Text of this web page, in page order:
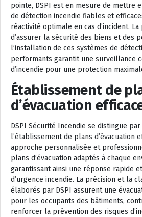
pointe, DSPI est en mesure de mettre
de détection incendie fiables et
réactivité optimale en cas d’incident.
d’assurer la sécurité des biens et des
l’installation de ces systèmes de
performants garantit une surveillance
d’incendie pour une protection
Établissement de
d’évacuation
DSPI Sécurité Incendie se distingue
l’établissement de plans d’évacuation
approche personnalisée et
plans d’évacuation adaptés à chaque
garantissant ainsi une réponse rapide
d’urgence incendie. La précision et la
élaborés par DSPI assurent une
pour les occupants des bâtiments,
renforcer la prévention des risques